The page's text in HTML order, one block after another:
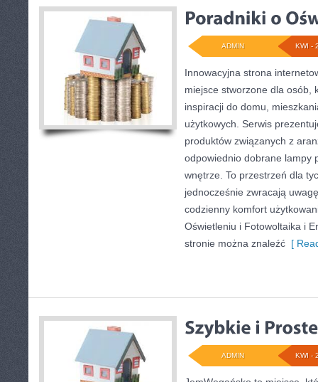
KWI -
ADMIN
Innowacyjna strona
miejsce stworzone dla osób,
inspiracji do domu,
użytkowych. Serwis
produktów związanych z
odpowiednio dobrane lampy
wnętrze. To przestrzeń dla
jednocześnie zwracają
codzienny komfort
Oświetleniu i Fotowoltaika i
stronie można znaleźć [
KWI -
ADMIN